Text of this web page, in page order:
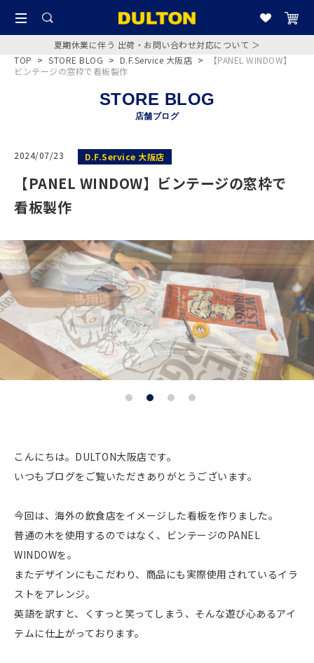
夏期休業に伴う 出荷・お問い合わせ対応について ＞
TOP > STORE BLOG > D.F.Service 大阪店 >
【PANEL WINDOW】
ビンテージの窓枠で看板製作
STORE BLOG
店舗ブログ
2024/07/23 D.F.Service 大阪店
【PANEL WINDOW】ビンテージの窓枠で
看板製作
こんにちは。DULTON大阪店です。
いつもブログをご覧いただきありがとうございます。
今回は、海外の飲食店をイメージした看板を作りました。
普通の木を使用するのではなく、ビンテージのPANEL
WINDOWを。
またデザインにもこだわり、商品にも実際使用されているイラ
ストをアレンジ。
英語を訳すと、くすっと笑ってしまう、そんな遊び心あるアイ
テムに仕上がっております。